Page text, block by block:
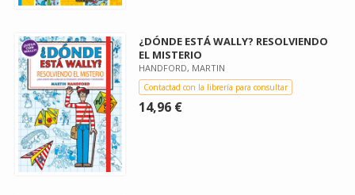
¿DÓNDE ESTÁ WALLY? RESOLVIENDO
EL MISTERIO
HANDFORD, MARTIN
Contactad con la librería para consultar
14,96 €